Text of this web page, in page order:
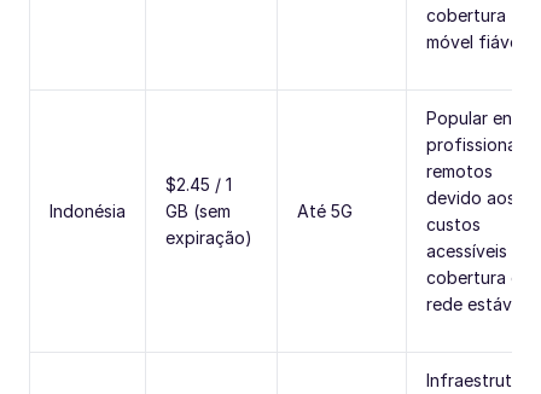
cobertura
móvel fiável.
Indonésia
$2.45 / 1
GB (sem
expiração)
Até 5G
Popular entre
profissionais
remotos
devido aos
custos
acessíveis e à
cobertura de
rede estável.
Infraestrutura